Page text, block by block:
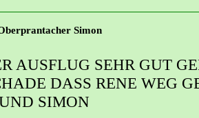
Simon
AUSFLUG SEHR GUT
DASS RENE WEG
SIMON